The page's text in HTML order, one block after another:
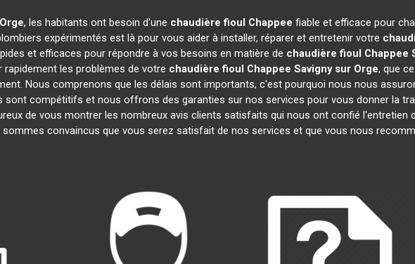
, les habitants ont besoin d'une chaudière fioul Chappee fiable et efficace pour
expérimentés est là pour vous aider à installer, réparer et entretenir votre
et efficaces pour répondre à vos besoins en matière de chaudière fioul Chappee
les problèmes de votre chaudière fioul Chappee Savigny sur Orge, que
Nous comprenons que les délais sont importants, c'est pourquoi nous nous
sont compétitifs et nous offrons des garanties sur nos services pour vous donner la
de vous montrer les nombreux avis clients satisfaits qui nous ont confié l'entretien
sommes convaincus que vous serez satisfait de nos services et que vous nous